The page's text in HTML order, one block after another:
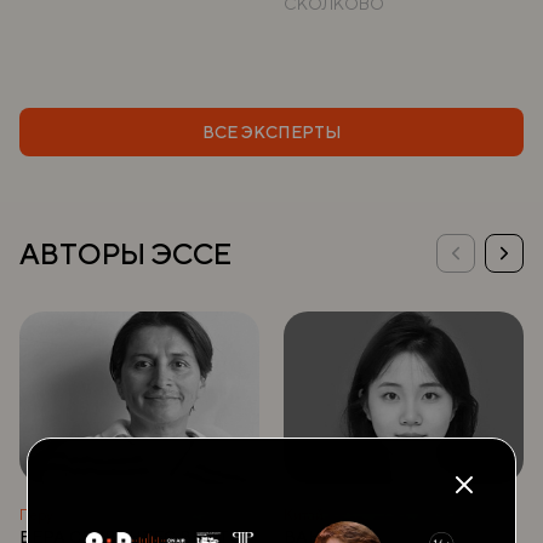
СКОЛКОВО
ВСЕ ЭКСПЕРТЫ
АВТОРЫ ЭССЕ
Перу
ВЕРА СЕРВАНТЕС ВИКТОР ВАНГ СИ